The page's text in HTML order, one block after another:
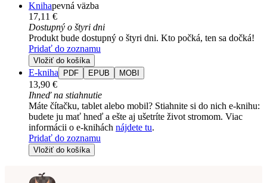
Knihapevná väzba
17,11 €
Dostupný o štyri dni
Produkt bude dostupný o štyri dni. Kto počká, ten sa dočká!
Pridať do zoznamu
Vložiť do košíka
E-kniha PDF EPUB MOBI
13,90 €
Ihneď na stiahnutie
Máte čítačku, tablet alebo mobil? Stiahnite si do nich e-knihu:
budete ju mať hneď a ešte aj ušetríte život stromom. Viac
informácii o e-knihách nájdete tu.
Pridať do zoznamu
Vložiť do košíka